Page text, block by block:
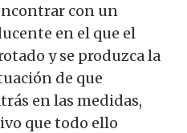
con un
en el que el
y se produzca la
de que
en las medidas,
que todo ello